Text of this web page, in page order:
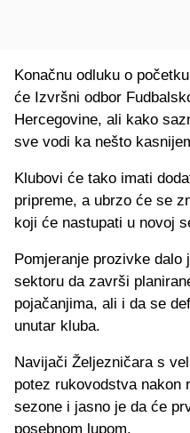
Konačnu odluku o
će Izvršni odbor
Hercegovine, ali kako
sve vodi ka nešto
Klubovi će tako imati
pripreme, a ubrzo će se
koji će nastupati u novoj
Pomjeranje prozivke dalo
sektoru da završi
pojačanjima, ali i da se
unutar kluba.
Navijači Željezničara s
potez rukovodstva nakon
sezone i jasno je da će
posebnom lupom.